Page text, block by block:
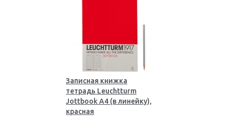
Записная книжка
тетрадь Leuchtturm
Jottbook А4 (в линейку),
красная